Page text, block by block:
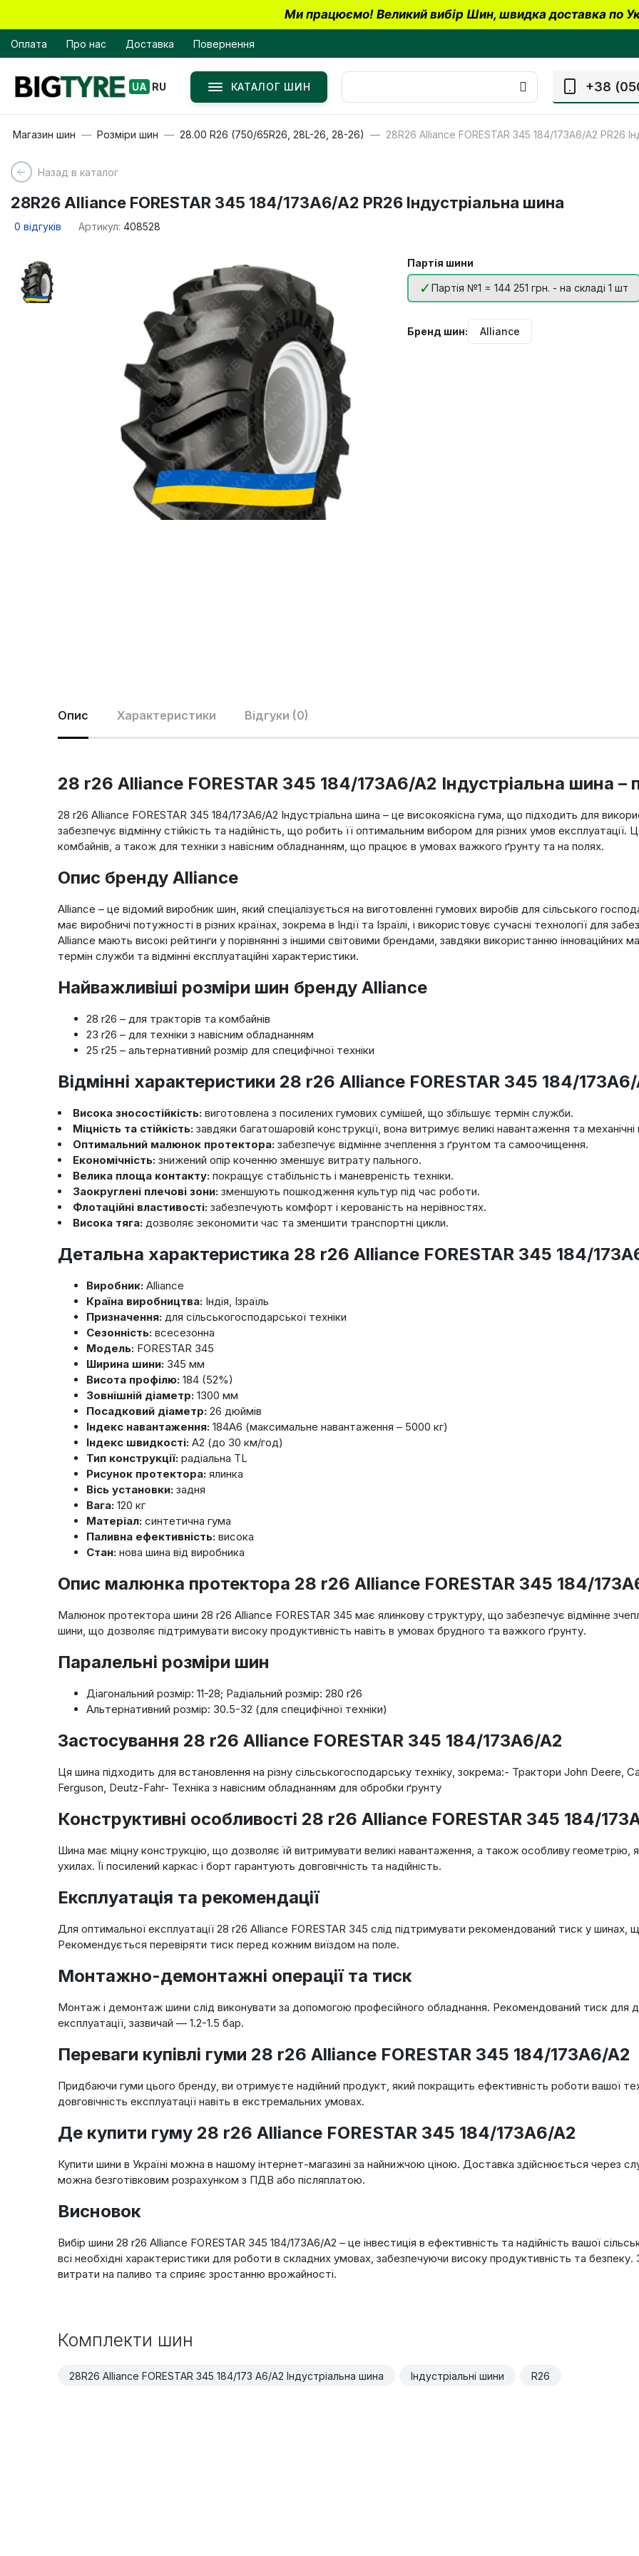
Ми працюємо! Великий вибір Шин, швидка доставка по
Оплата Про нас Доставка Повернення
UA RU КАТАЛОГ ШИН +38
Магазин шин Розміри шин 28.00 R26 (750/65R26, 28L-26, 28-26) 28R26 Alliance FORESTAR 345 184/173A6/A2 PR26
Назад в каталог
28R26 Alliance FORESTAR 345 184/173A6/A2 PR26 Індустріальна шина
0 відгуків Артикул: 408528
Партія шини
Партія №1 = 144 251 грн. - на складі 1 шт
Бренд шин: Alliance
Опис Характеристики Відгуки (0)
28 r26 Alliance FORESTAR 345 184/173A6/A2 Індустріальна шина –
28 r26 Alliance FORESTAR 345 184/173A6/A2 Індустріальна шина – це високоякісна гума, що підходить для
забезпечує відмінну стійкість та надійність, що робить її оптимальним вибором для різних умов експлуатації.
комбайнів, а також для техніки з навісним обладнанням, що працює в умовах важкого ґрунту та на полях.
Опис бренду Alliance
Alliance – це відомий виробник шин, який спеціалізується на виготовленні гумових виробів для сільського
має виробничі потужності в різних країнах, зокрема в Індії та Ізраїлі, і використовує сучасні технології для
Alliance мають високі рейтинги у порівнянні з іншими світовими брендами, завдяки використанню інноваційних
термін служби та відмінні експлуатаційні характеристики.
Найважливіші розміри шин бренду Alliance
28 r26 – для тракторів та комбайнів
23 r26 – для техніки з навісним обладнанням
25 r25 – альтернативний розмір для специфічної техніки
Відмінні характеристики 28 r26 Alliance FORESTAR 345 184/
Висока зносостійкість:виготовлена з посилених гумових сумішей, що збільшує термін служби.
Міцність та стійкість:завдяки багатошаровій конструкції, вона витримує великі навантаження та
Оптимальний малюнок протектора:забезпечує відмінне зчеплення з ґрунтом та самоочищення.
Економічність:знижений опір коченню зменшує витрату пального.
Велика площа контакту:покращує стабільність і маневреність техніки.
Заокруглені плечові зони:зменшують пошкодження культур під час роботи.
Флотаційні властивості:забезпечують комфорт і керованість на нерівностях.
Висока тяга:дозволяє зекономити час та зменшити транспортні цикли.
Детальна характеристика 28 r26 Alliance FORESTAR 345 184/
Виробник:Alliance
Країна виробництва:Індія, Ізраїль
Призначення:для сільськогосподарської техніки
Сезонність:всесезонна
Модель:FORESTAR 345
Ширина шини:345 мм
Висота профілю:184 (52%)
Зовнішній діаметр:1300 мм
Посадковий діаметр:26 дюймів
Індекс навантаження:184A6 (максимальне навантаження – 5000 кг)
Індекс швидкості:A2 (до 30 км/год)
Тип конструкції:радіальна TL
Рисунок протектора:ялинка
Вісь установки:задня
Вага:120 кг
Матеріал:синтетична гума
Паливна ефективність:висока
Стан:нова шина від виробника
Опис малюнка протектора 28 r26 Alliance FORESTAR 345 184/
Малюнок протектора шини 28 r26 Alliance FORESTAR 345 має ялинкову структуру, що забезпечує відмінне
шини, що дозволяє підтримувати високу продуктивність навіть в умовах брудного та важкого ґрунту.
Паралельні розміри шин
Діагональний розмір: 11-28; Радіальний розмір: 280 r26
Альтернативний розмір: 30.5-32 (для специфічної техніки)
Застосування 28 r26 Alliance FORESTAR 345 184/173A6/A2
Ця шина підходить для встановлення на різну сільськогосподарську техніку, зокрема:- Трактори John Deere,
Ferguson, Deutz-Fahr- Техніка з навісним обладнанням для обробки ґрунту
Конструктивні особливості 28 r26 Alliance FORESTAR 345 184/
Шина має міцну конструкцію, що дозволяє їй витримувати великі навантаження, а також особливу геометрію,
ухилах. Її посилений каркас і борт гарантують довговічність та надійність.
Експлуатація та рекомендації
Для оптимальної експлуатації 28 r26 Alliance FORESTAR 345 слід підтримувати рекомендований тиск у
Рекомендується перевіряти тиск перед кожним виїздом на поле.
Монтажно-демонтажні операції та тиск
Монтаж і демонтаж шини слід виконувати за допомогою професійного обладнання. Рекомендований тиск для
експлуатації, зазвичай — 1.2-1.5 бар.
Переваги купівлі гуми 28 r26 Alliance FORESTAR 345 184/173A6/A2
Придбаючи гуми цього бренду, ви отримуєте надійний продукт, який покращить ефективність роботи вашої
довговічність експлуатації навіть в екстремальних умовах.
Де купити гуму 28 r26 Alliance FORESTAR 345 184/173A6/A2
Купити шини в Україні можна в нашому інтернет-магазині за найнижчою ціною. Доставка здійснюється через
можна безготівковим розрахунком з ПДВ або післяплатою.
Висновок
Вибір шини 28 r26 Alliance FORESTAR 345 184/173A6/A2 – це інвестиція в ефективність та надійність вашої
всі необхідні характеристики для роботи в складних умовах, забезпечуючи високу продуктивність та безпеку.
витрати на паливо та сприяє зростанню врожайності.
Комплекти шин
28R26 Alliance FORESTAR 345 184/173 A6/A2 Індустріальна шина Індустріальні шини R26